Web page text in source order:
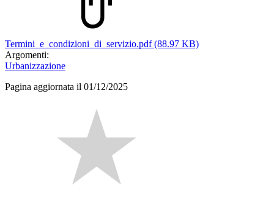
Termini_e_condizioni_di_servizio.pdf (88.97 KB)
Argomenti:
Urbanizzazione
Pagina aggiornata il 01/12/2025